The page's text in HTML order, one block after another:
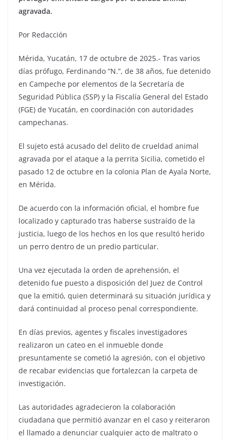
agravada.
Por Redacción
Mérida, Yucatán, 17 de octubre de 2025.- Tras varios
días prófugo, Ferdinando “N.”, de 38 años, fue detenido
en Campeche por elementos de la Secretaría de
Seguridad Pública (SSP) y la Fiscalía General del Estado
(FGE) de Yucatán, en coordinación con autoridades
campechanas.
El sujeto está acusado del delito de crueldad animal
agravada por el ataque a la perrita Sicilia, cometido el
pasado 12 de octubre en la colonia Plan de Ayala Norte,
en Mérida.
De acuerdo con la información oficial, el hombre fue
localizado y capturado tras haberse sustraído de la
justicia, luego de los hechos en los que resultó herido
un perro dentro de un predio particular.
Una vez ejecutada la orden de aprehensión, el
detenido fue puesto a disposición del Juez de Control
que la emitió, quien determinará su situación jurídica y
dará continuidad al proceso penal correspondiente.
En días previos, agentes y fiscales investigadores
realizaron un cateo en el inmueble donde
presuntamente se cometió la agresión, con el objetivo
de recabar evidencias que fortalezcan la carpeta de
investigación.
Las autoridades agradecieron la colaboración
ciudadana que permitió avanzar en el caso y reiteraron
el llamado a denunciar cualquier acto de maltrato o